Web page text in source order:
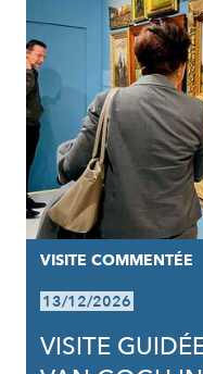
VISITE COMMENTÉE
13/12/2026
VISITE